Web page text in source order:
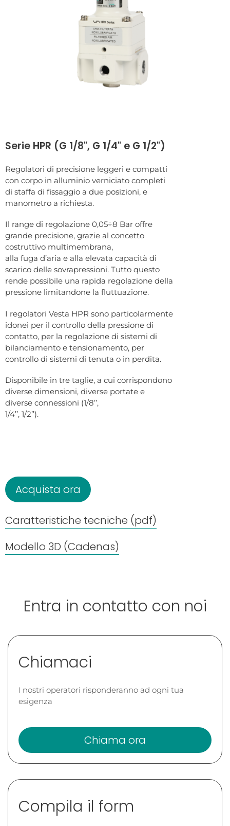
Serie HPR (G 1/8", G 1/4" e G 1/2")
Regolatori di precisione leggeri e compatti
con corpo in alluminio verniciato completi
di staffa di fissaggio a due posizioni, e
manometro a richiesta.
Il range di regolazione 0,05÷8 Bar offre
grande precisione, grazie al concetto
costruttivo multimembrana,
alla fuga d’aria e alla elevata capacità di
scarico delle sovrapressioni. Tutto questo
rende possibile una rapida regolazione della
pressione limitandone la fluttuazione.
I regolatori Vesta HPR sono particolarmente
idonei per il controllo della pressione di
contatto, per la regolazione di sistemi di
bilanciamento e tensionamento, per
controllo di sistemi di tenuta o in perdita.
Disponibile in tre taglie, a cui corrispondono
diverse dimensioni, diverse portate e
diverse connessioni (1/8’’,
1/4’’, 1/2’’).
Acquista ora
Caratteristiche tecniche (pdf)
Modello 3D (Cadenas)
Entra in contatto con noi
Chiamaci
I nostri operatori risponderanno ad ogni tua
esigenza
Chiama ora
Compila il form